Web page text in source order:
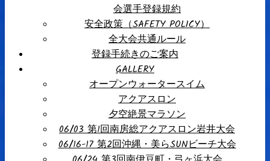
会選手登録規約
安全政策（SAFETY POLICY）
全大会共通ルール
登録手続きのご案内
GALLERY
オープンウォータースイム
アクアスロン
夕空絶景マラソン
06/03 第1回南房総アクアスロン岩井大会
06/16-17 第2回沖縄・美らSUNビーチ大会